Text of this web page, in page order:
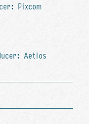
Pixcom
Aetios